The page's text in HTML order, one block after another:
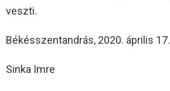
veszti.
Békésszentandrás, 2020. április 17.
Sinka Imre